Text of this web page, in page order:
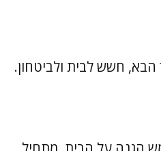
הבא, חשש לבית ולביטחון.